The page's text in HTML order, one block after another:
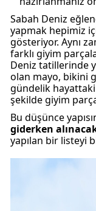
Sabah Deniz
yapmak hepimiz
gösteriyor. Aynı
farklı giyim
Deniz tatillerinde
olan mayo, bikini
gündelik hayattaki
şekilde giyim
Bu düşünce
giderken
yapılan bir listeyi